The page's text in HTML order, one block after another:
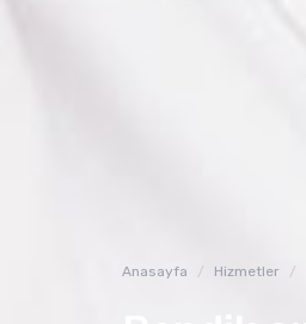
Anasayfa Hizmetler